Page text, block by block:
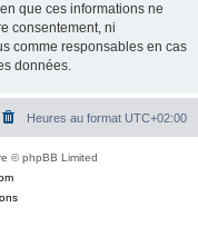
que ces informations ne
consentement, ni
comme responsables en cas
données.
Heures au format UTC+02:00
© phpBB Limited